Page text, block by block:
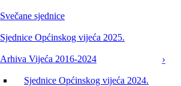
Svečane sjednice
Sjednice Općinskog vijeća 2025.
Arhiva Vijeća 2016-2024
Sjednice Općinskog vijeća 2024.